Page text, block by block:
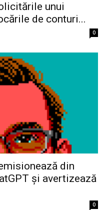
unui
de conturi...
0
din
și avertizează
0